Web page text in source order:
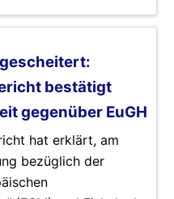
bestätigt
gegenüber EuGH
hat erklärt, am
bezüglich der